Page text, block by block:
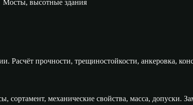
Мосты, высотные здания
Расчёт прочности, трещиностойкости, анкеровка,
сортамент, механические свойства, масса, допуски.